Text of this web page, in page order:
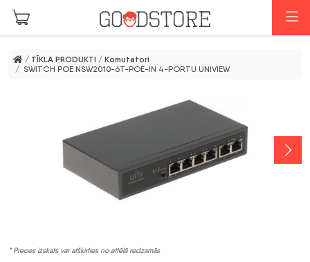
Skip to main content
/ TĪKLA PRODUKTI / Komutatori
/ SWITCH POE NSW2010-6T-POE-IN 4-PORTU UNIVIEW
* Preces izskats var atšķirties no attēlā redzamās